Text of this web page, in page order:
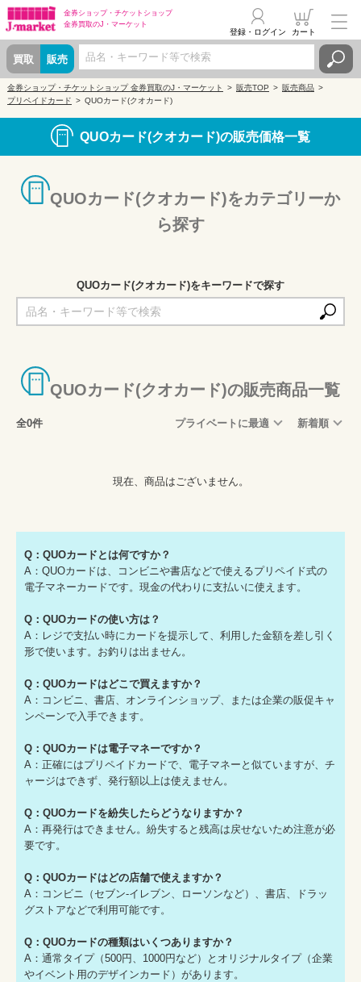
金券ショップ・ チケットショップ
金券買取のJ・マーケット
買取 販売
登録・ログイン カート
金券ショップ・チケットショップ 金券買取のJ・マーケット 販売TOP
販売商品
プリペイドカード
QUOカード(クオカード)
QUOカード(クオカード)の販売価格一覧
QUOカード(クオカード)をカテゴリーか
ら探す
QUOカード(クオカード)をキーワードで探す
QUOカード(クオカード)の販売商品一覧
全0件 プライベートに最適 新着順
現在、商品はございません。
Q：QUOカードとは何ですか？
A：QUOカードは、コンビニや書店などで使えるプリペイド式の
電子マネーカードです。現金の代わりに支払いに使えます。
Q：QUOカードの使い方は？
A：レジで支払い時にカードを提示して、利用した金額を差し引く
形で使います。お釣りは出ません。
Q：QUOカードはどこで買えますか？
A：コンビニ、書店、オンラインショップ、または企業の販促キャ
ンペーンで入手できます。
Q：QUOカードは電子マネーですか？
A：正確にはプリペイドカードで、電子マネーと似ていますが、チ
ャージはできず、発行額以上は使えません。
Q：QUOカードを紛失したらどうなりますか？
A：再発行はできません。紛失すると残高は戻せないため注意が必
要です。
Q：QUOカードはどの店舗で使えますか？
A：コンビニ（セブン-イレブン、ローソンなど）、書店、ドラッ
グストアなどで利用可能です。
Q：QUOカードの種類はいくつありますか？
A：通常タイプ（500円、1000円など）とオリジナルタイプ（企業
やイベント用のデザインカード）があります。